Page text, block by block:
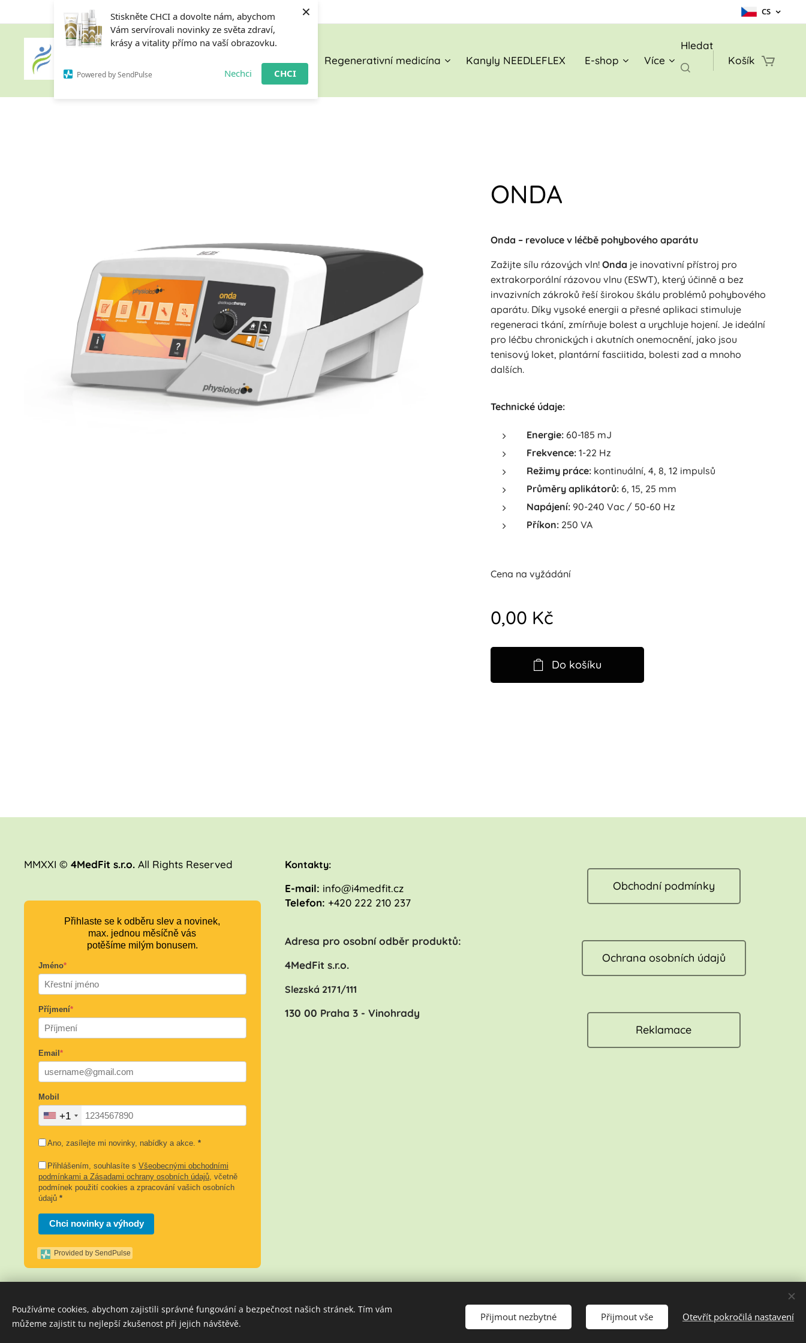
Stiskněte CHCI a dovolte nám, abychom
Vám servírovali novinky ze světa zdraví,
krásy a vitality přímo na vaší obrazovku.
Powered by SendPulse Nechci CHCI
× CS
O nás Regenerativní medicína Kanyly NEEDLEFLEX E-shop Více
Hledat
Košík
ONDA
Onda – revoluce v léčbě pohybového aparátu
Zažijte sílu rázových vln!Onda je inovativní přístroj pro
extrakorporální rázovou vlnu (ESWT), který účinně a bez
invazivních zákroků řeší širokou škálu problémů pohybového
aparátu. Díky vysoké energii a přesné aplikaci stimuluje
regeneraci tkání, zmírňuje bolest a urychluje hojení. Je ideální
pro léčbu chronických i akutních onemocnění, jako jsou
tenisový loket, plantární fasciitida, bolesti zad a mnoho
dalších.
Technické údaje:
Energie: 60-185 mJ
Frekvence: 1-22 Hz
Režimy práce: kontinuální, 4, 8, 12 impulsů
Průměry aplikátorů: 6, 15, 25 mm
Napájení: 90-240 Vac / 50-60 Hz
Příkon: 250 VA
Cena na vyžádání
0,00 Kč
Do košíku
MMXXI © 4MedFit s.r.o. All Rights Reserved
Přihlaste se k odběru slev a novinek,
max. jednou měsíčně vás
potěšíme milým bonusem.
Jméno*
Příjmení*
Email *
Mobil
+1
Ano, zasílejte mi novinky, nabídky a akce. *
Přihlášením, souhlasíte s Všeobecnými obchodními
podmínkami a Zásadami ochrany osobních údajů, včetně
podmínek použití cookies a zpracování vašich osobních
údajů *
Chci novinky a výhody
Provided by SendPulse
Kontakty:
E-mail: info@i4medfit.cz
Telefon: +420 222 210 237
Adresa pro osobní odběr produktů:
4MedFit s.r.o.
Slezská 2171/111
130 00 Praha 3 - Vinohrady
Obchodní podmínky
Ochrana osobních údajů
Reklamace
Používáme cookies, abychom zajistili správné fungování a bezpečnost našich stránek. Tím vám
můžeme zajistit tu nejlepší zkušenost při jejich návštěvě.
Přijmout nezbytné Přijmout vše Otevřít pokročilá nastavení